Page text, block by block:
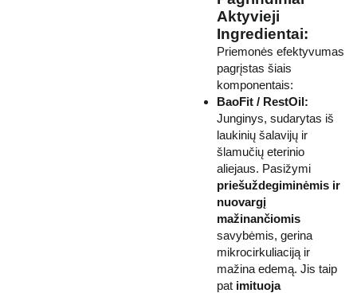
Aktyvieji
Ingredientai:
Priemonės efektyvumas
pagrįstas šiais
komponentais:
BaoFit / RestOil:
Junginys, sudarytas iš
laukinių šalavijų ir
šlamučių eterinio
aliejaus. Pasižymi
priešuždegiminėmis ir
nuovargį
mažinančiomis
savybėmis, gerina
mikrocirkuliaciją ir
mažina edemą. Jis taip
pat imituoja